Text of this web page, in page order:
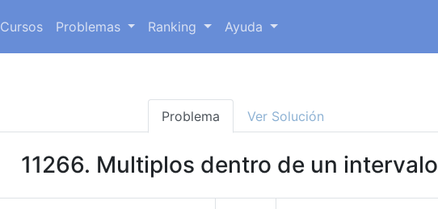
Cursos Problemas Ranking Ayuda
Problema Ver Solución
11266. Multiplos dentro de un intervalo